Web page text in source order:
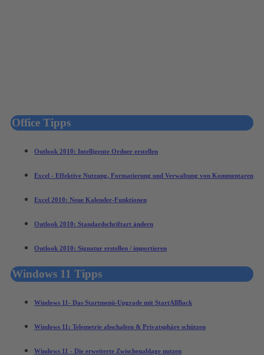
Office Tipps
Outlook 2010: Intelligente Ordner erstellen
Excel - Effektive Nutzung, Formatierung und Verwaltung von Kommentaren
Excel 2010: Neue Kalender-Funktionen
Outlook 2010: Standardschriftart ändern
Outlook 2010: Signatur erstellen / importieren
Windows 11 Tipps
Windows 11- Das Startmenü-Upgrade mit StartAllBack
Windows 11: Telemetrie abschalten & Privatsphäre schützen
Windows 11 - Die erweiterte Zwischenablage nutzen